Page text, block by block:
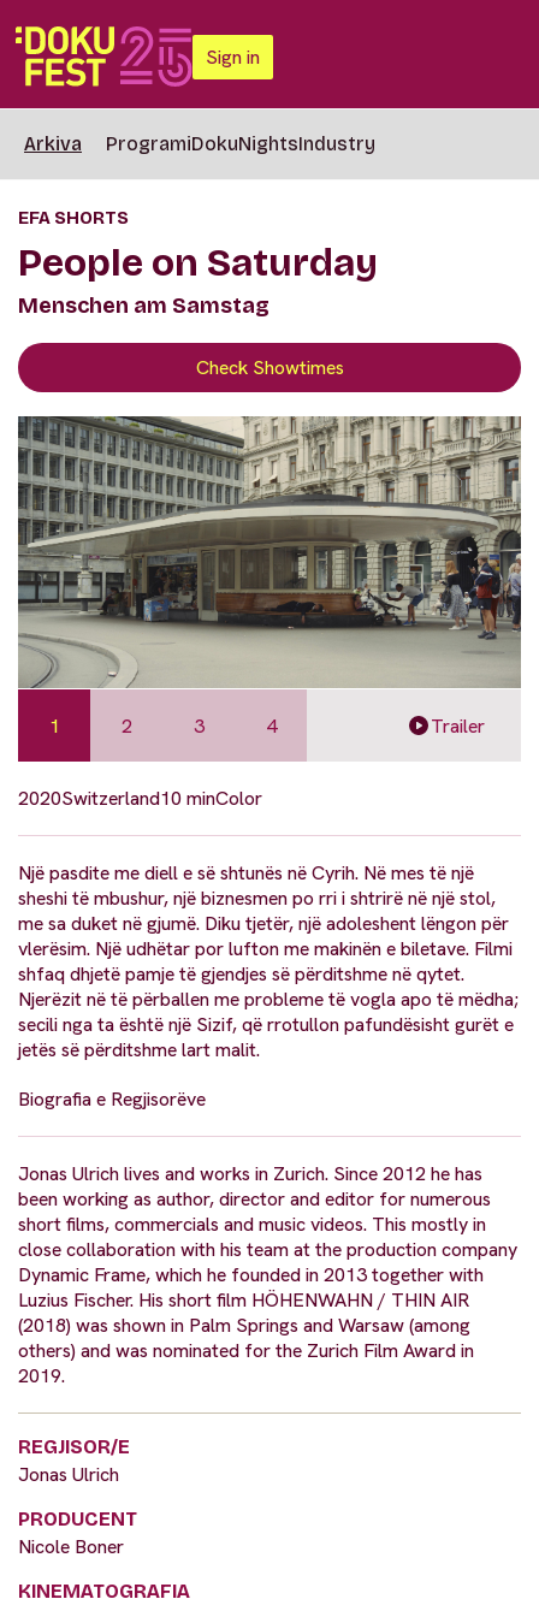
Sign in
Arkiva ProgramiDokuNightsIndustry
EFA SHORTS
‎People on Saturday
Menschen am Samstag
Check Showtimes
1 2 3 4 Trailer
2020Switzerland10 minColor
Një pasdite me diell e së shtunës në Cyrih. Në mes të një
sheshi të mbushur, një biznesmen po rri i shtrirë në një stol,
me sa duket në gjumë. Diku tjetër, një adoleshent lëngon për
vlerësim. Një udhëtar por lufton me makinën e biletave. Filmi
shfaq dhjetë pamje të gjendjes së përditshme në qytet.
Njerëzit në të përballen me probleme të vogla apo të mëdha;
secili nga ta është një Sizif, që rrotullon pafundësisht gurët e
jetës së përditshme lart malit.
Biografia e Regjisorëve
Jonas Ulrich lives and works in Zurich. Since 2012 he has
been working as author, director and editor for numerous
short films, commercials and music videos. This mostly in
close collaboration with his team at the production company
Dynamic Frame, which he founded in 2013 together with
Luzius Fischer. His short film HÖHENWAHN / THIN AIR
(2018) was shown in Palm Springs and Warsaw (among
others) and was nominated for the Zurich Film Award in
2019.
REGJISOR/E
Jonas Ulrich
PRODUCENT
Nicole Boner
KINEMATOGRAFIA